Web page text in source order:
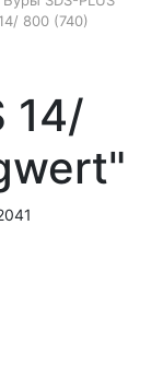
800 (740)
14/